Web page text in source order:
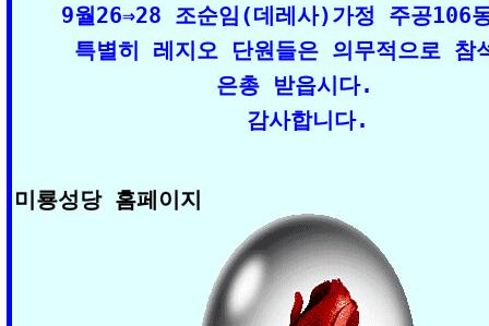
9월26⇒28 조순임(데레사)가정 주공106
특별히 레지오 단원들은 의무적으로 참
은총 받읍시다.